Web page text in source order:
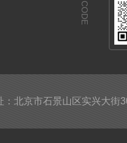
CODE